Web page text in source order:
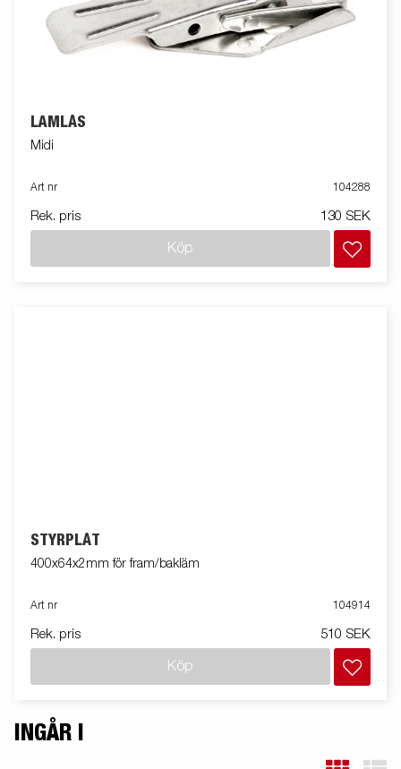
LÄMLÅS
Midi
Art nr 104288
Rek. pris 130 SEK
Köp
STYRPLÅT
400x64x2mm för fram/bakläm
Art nr 104914
Rek. pris 510 SEK
Köp
INGÅR I